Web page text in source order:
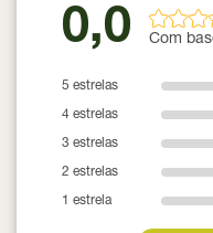
0,0 Com
5 estrelas
4 estrelas
3 estrelas
2 estrelas
1 estrela